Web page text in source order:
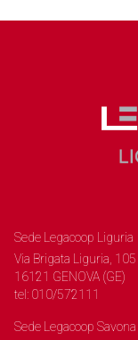
Sede Legacoop Liguria
Via Brigata Liguria, 105
16121 GENOVA (GE)
tel: 010/572111
Sede Legacoop Savona